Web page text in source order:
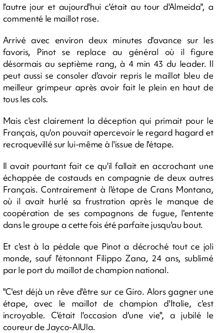
l'autre jour et aujourd'hui c'était au tour d'Almeida", a
commenté le maillot rose.
Arrivé avec environ deux minutes d'avance sur les
favoris, Pinot se replace au général où il figure
désormais au septième rang, à 4 min 43 du leader. Il
peut aussi se consoler d'avoir repris le maillot bleu de
meilleur grimpeur après avoir fait le plein en haut de
tous les cols.
Mais c'est clairement la déception qui primait pour le
Français, qu'on pouvait apercevoir le regard hagard et
recroquevillé sur lui-même à l'issue de l'étape.
Il avait pourtant fait ce qu'il fallait en accrochant une
échappée de costauds en compagnie de deux autres
Français. Contrairement à l'étape de Crans Montana,
où il avait hurlé sa frustration après le manque de
coopération de ses compagnons de fugue, l'entente
dans le groupe a cette fois été parfaite jusqu'au bout.
Et c'est à la pédale que Pinot a décroché tout ce joli
monde, sauf l'étonnant Filippo Zana, 24 ans, sublimé
par le port du maillot de champion national.
"C'est déjà un rêve d'être sur ce Giro. Alors gagner une
étape, avec le maillot de champion d'Italie, c'est
incroyable. C'était l'occasion d'une vie", a jubilé le
coureur de Jayco-AlUla.